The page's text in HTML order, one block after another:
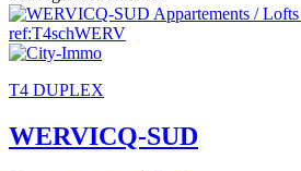
T4 DUPLEX
WERVICQ-SUD